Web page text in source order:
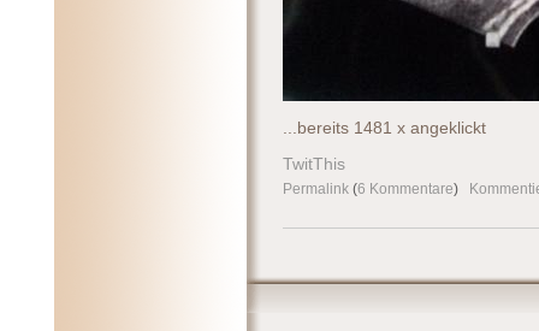
...bereits 1481 x angeklickt
TwitThis
Permalink (6 Kommentare)